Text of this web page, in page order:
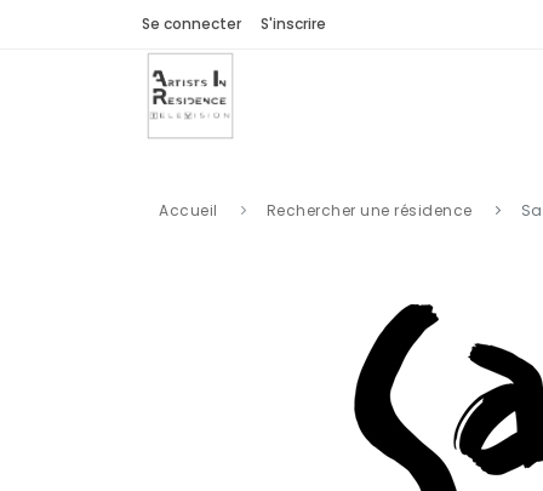
Se connecter S'inscrire
Accueil Rechercher une résidence